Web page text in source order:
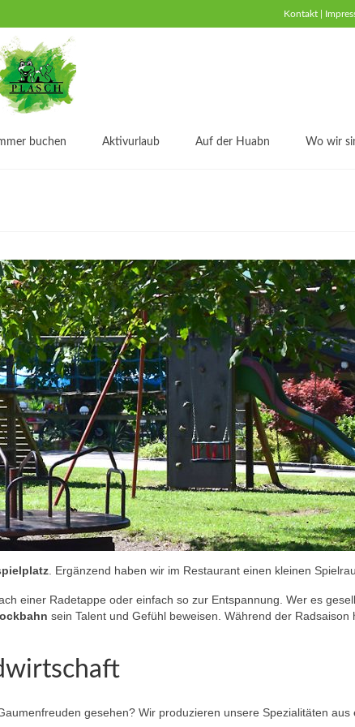
Kontakt |
buchen Aktivurlaub Auf der Huabn Wo wir
. Ergänzend haben wir im Restaurant einen kleinen
einer Radetappe oder einfach so zur Entspannung. Wer es
sein Talent und Gefühl beweisen. Während der Radsaison
gesehen? Wir produzieren unsere Spezialitäten aus